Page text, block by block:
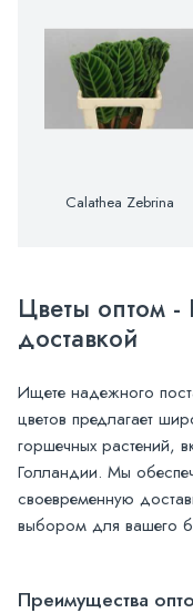
Calathea Zebrina
Цветы оптом -
доставкой
Ищете надежного
цветов предлагает
горшечных растений,
Голландии. Мы
своевременную
выбором для вашего
Преимущества